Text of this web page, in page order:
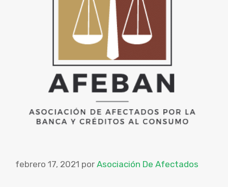
febrero 17, 2021 por Asociación De Afectados